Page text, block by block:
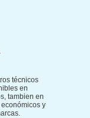
técnicos
en
tambien en
y